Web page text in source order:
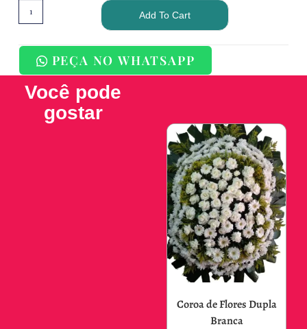
Add To Cart
PEÇA NO WHATSAPP
Você pode
gostar
Coroa de Flores Dupla
Branca